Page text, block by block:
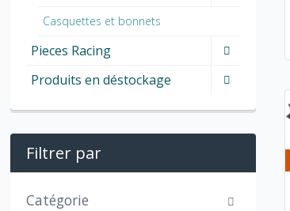
Casquettes et bonnets
Pieces Racing
Produits en déstockage
Filtrer par
Catégorie